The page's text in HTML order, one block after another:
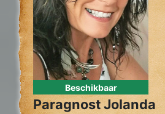
Beschikbaar
Paragnost Jolanda